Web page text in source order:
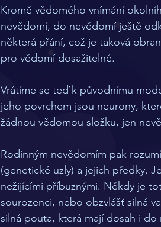
Kromě vědomého vnímání
nevědomí, do nevědomí ještě
některá přání, což je taková
pro vědomí dosažitelné.
Vrátíme se teď k původnímu
jeho povrchem jsou neurony,
žádnou vědomou složku, jen
Rodinným nevědomím pak
(genetické uzly) a jejich předky.
nežijícími příbuznými. Někdy je
sourozenci, nebo obzvlášť silná
silná pouta, která mají dosah i